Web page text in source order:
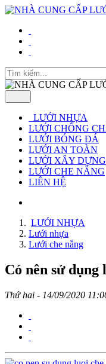
LƯỚI NHỰA
LƯỚI CHỐNG
LƯỚI BÓNG ĐÁ
LƯỚI AN TOÀN
LƯỚI XÂY DỰNG
LƯỚI CHE NẮNG
LIÊN HỆ
LƯỚI NHỰA
Lưới nhựa
Lưới che nắng
Có nên sử dụng
Thứ hai - 14/09/2020